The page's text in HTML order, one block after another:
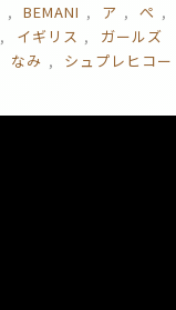
BEMANI ア
ぺ
イギリス
ガールズ
なみ
シュプレヒコー